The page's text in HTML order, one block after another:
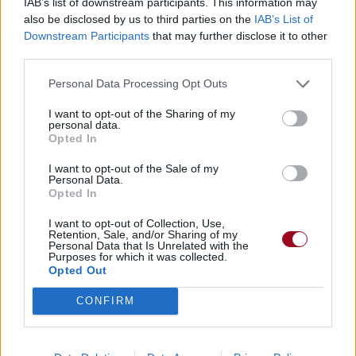
also be disclosed by us to third parties on the IAB’s List of
Downstream Participants that may further disclose it to other
Personal Data Processing Opt Outs
I want to opt-out of the Sharing of my
personal data.
Opted In
I want to opt-out of the Sale of my
Personal Data.
Opted In
I want to opt-out of Collection, Use,
Retention, Sale, and/or Sharing of my
Personal Data that Is Unrelated with the
Purposes for which it was collected.
Opted Out
CONFIRM